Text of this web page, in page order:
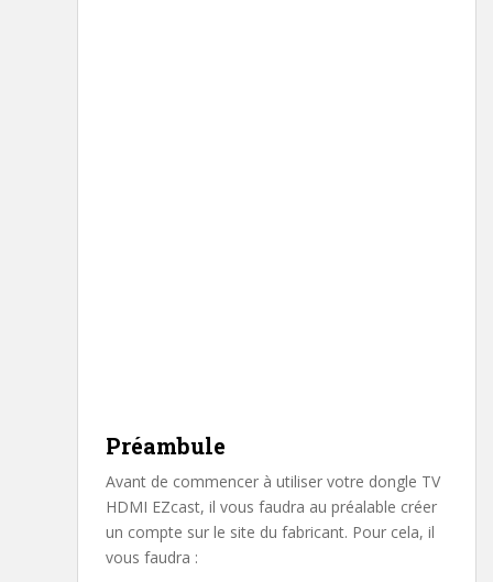
Préambule
Avant de commencer à utiliser votre dongle TV
HDMI EZcast, il vous faudra au préalable créer
un compte sur le site du fabricant. Pour cela, il
vous faudra :